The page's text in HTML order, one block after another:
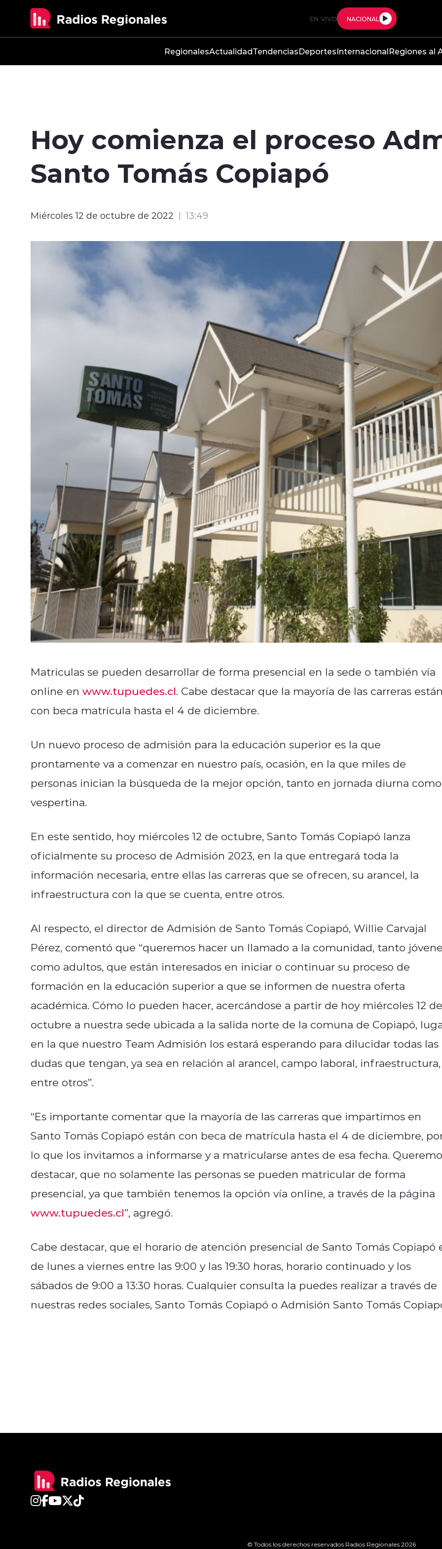
EN VIVO NACIONAL
RegionalesActualidadTendenciasDeportesInternacionalRegiones al
Hoy comienza el proceso
Santo Tomás Copiapó
Miércoles 12 de octubre de 2022 13:49
Matriculas se pueden desarrollar de forma presencial en la sede o también vía
online en www.tupuedes.cl. Cabe destacar que la mayoría de las carreras están
con beca matrícula hasta el 4 de diciembre.
Un nuevo proceso de admisión para la educación superior es la que
prontamente va a comenzar en nuestro país, ocasión, en la que miles de
personas inician la búsqueda de la mejor opción, tanto en jornada diurna como
vespertina.
En este sentido, hoy miércoles 12 de octubre, Santo Tomás Copiapó lanza
oficialmente su proceso de Admisión 2023, en la que entregará toda la
información necesaria, entre ellas las carreras que se ofrecen, su arancel, la
infraestructura con la que se cuenta, entre otros.
Al respecto, el director de Admisión de Santo Tomás Copiapó, Willie Carvajal
Pérez, comentó que “queremos hacer un llamado a la comunidad, tanto
como adultos, que están interesados en iniciar o continuar su proceso de
formación en la educación superior a que se informen de nuestra oferta
académica. Cómo lo pueden hacer, acercándose a partir de hoy miércoles 12 de
octubre a nuestra sede ubicada a la salida norte de la comuna de Copiapó,
en la que nuestro Team Admisión los estará esperando para dilucidar todas las
dudas que tengan, ya sea en relación al arancel, campo laboral, infraestructura,
entre otros”.
“Es importante comentar que la mayoría de las carreras que impartimos en
Santo Tomás Copiapó están con beca de matrícula hasta el 4 de diciembre,
lo que los invitamos a informarse y a matricularse antes de esa fecha.
destacar, que no solamente las personas se pueden matricular de forma
presencial, ya que también tenemos la opción vía online, a través de la página
www.tupuedes.cl”, agregó.
Cabe destacar, que el horario de atención presencial de Santo Tomás Copiapó
de lunes a viernes entre las 9:00 y las 19:30 horas, horario continuado y los
sábados de 9:00 a 13:30 horas. Cualquier consulta la puedes realizar a través de
nuestras redes sociales, Santo Tomás Copiapó o Admisión Santo Tomás
© Todos los derechos reservados Radios Regionales 2026